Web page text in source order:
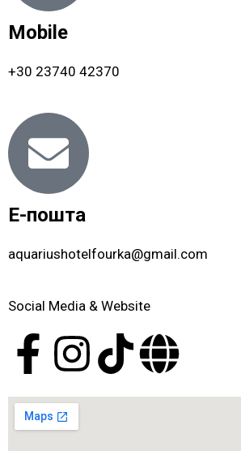
Mobile
+30 23740 42370
Е-пошта
aquariushotelfourka@gmail.com
Social Media & Website